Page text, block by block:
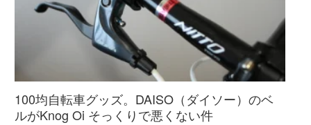
100均自転車グッズ。DAISO（ダイソー）のベ
ルがKnog Oi そっくりで悪くない件